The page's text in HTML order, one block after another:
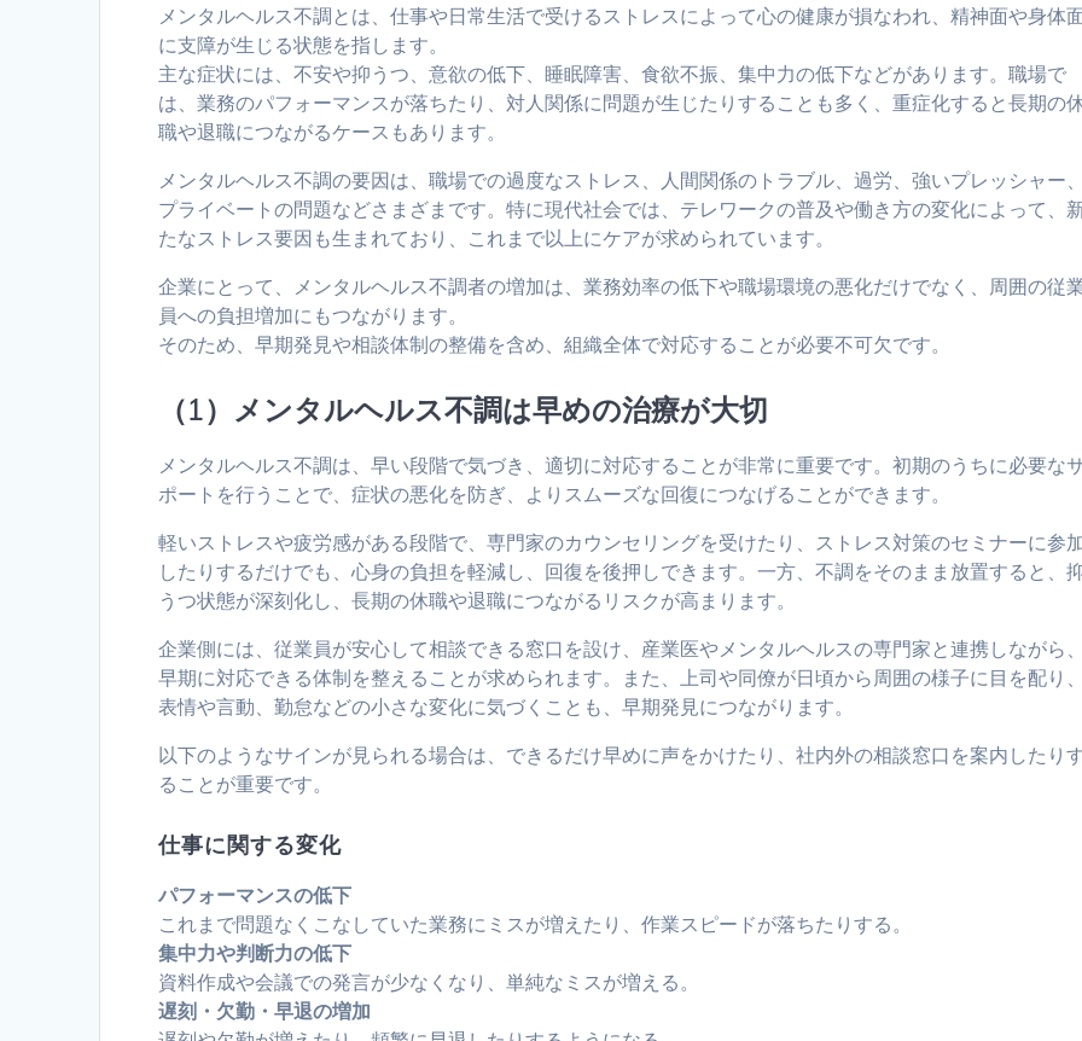
メンタルヘルス不調とは、仕事や日常生活で受けるストレスによって心の健康が損なわれ、精神面や身体
に支障が生じる状態を指します。
主な症状には、不安や抑うつ、意欲の低下、睡眠障害、食欲不振、集中力の低下などがあります。職場で
は、業務のパフォーマンスが落ちたり、対人関係に問題が生じたりすることも多く、重症化すると長期の
職や退職につながるケースもあります。
メンタルヘルス不調の要因は、職場での過度なストレス、人間関係のトラブル、過労、強いプレッシャー、
プライベートの問題などさまざまです。特に現代社会では、テレワークの普及や働き方の変化によって、
たなストレス要因も生まれており、これまで以上にケアが求められています。
企業にとって、メンタルヘルス不調者の増加は、業務効率の低下や職場環境の悪化だけでなく、周囲の従
員への負担増加にもつながります。
そのため、早期発見や相談体制の整備を含め、組織全体で対応することが必要不可欠です。
（1）メンタルヘルス不調は早めの治療が大切
メンタルヘルス不調は、早い段階で気づき、適切に対応することが非常に重要です。初期のうちに必要な
ポートを行うことで、症状の悪化を防ぎ、よりスムーズな回復につなげることができます。
軽いストレスや疲労感がある段階で、専門家のカウンセリングを受けたり、ストレス対策のセミナーに参
したりするだけでも、心身の負担を軽減し、回復を後押しできます。一方、不調をそのまま放置すると、
うつ状態が深刻化し、長期の休職や退職につながるリスクが高まります。
企業側には、従業員が安心して相談できる窓口を設け、産業医やメンタルヘルスの専門家と連携しながら、
早期に対応できる体制を整えることが求められます。また、上司や同僚が日頃から周囲の様子に目を配り、
表情や言動、勤怠などの小さな変化に気づくことも、早期発見につながります。
以下のようなサインが見られる場合は、できるだけ早めに声をかけたり、社内外の相談窓口を案内したり
ることが重要です。
仕事に関する変化
パフォーマンスの低下
これまで問題なくこなしていた業務にミスが増えたり、作業スピードが落ちたりする。
集中力や判断力の低下
資料作成や会議での発言が少なくなり、単純なミスが増える。
遅刻・欠勤・早退の増加